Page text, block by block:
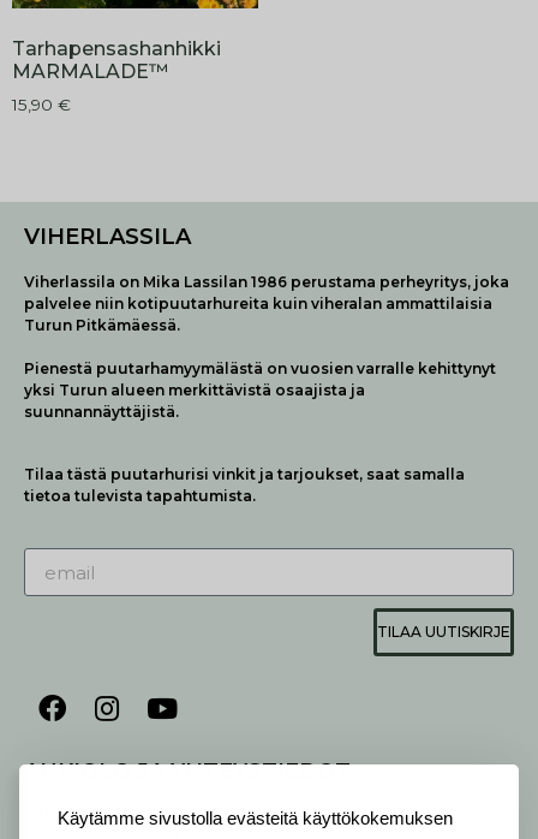
Käytämme sivustolla evästeitä käyttökokemuksen
Tarhapensashanhikki
MARMALADE™
15,90 €
VIHERLASSILA
Viherlassila on Mika Lassilan 1986 perustama perheyritys, joka
palvelee niin kotipuutarhureita kuin viheralan ammattilaisia
Turun Pitkämäessä.
Pienestä puutarhamyymälästä on vuosien varralle kehittynyt
yksi Turun alueen merkittävistä osaajista ja
suunnannäyttäjistä.
Tilaa tästä puutarhurisi vinkit ja tarjoukset, saat samalla
tietoa tulevista tapahtumista.
TILAA UUTISKIRJE
AUKIOLO JA YHTEYSTIEDOT
ALVELEMME: